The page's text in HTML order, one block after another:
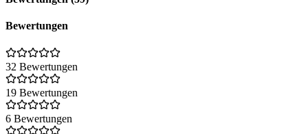
Bewertungen
32 Bewertungen
19 Bewertungen
6 Bewertungen